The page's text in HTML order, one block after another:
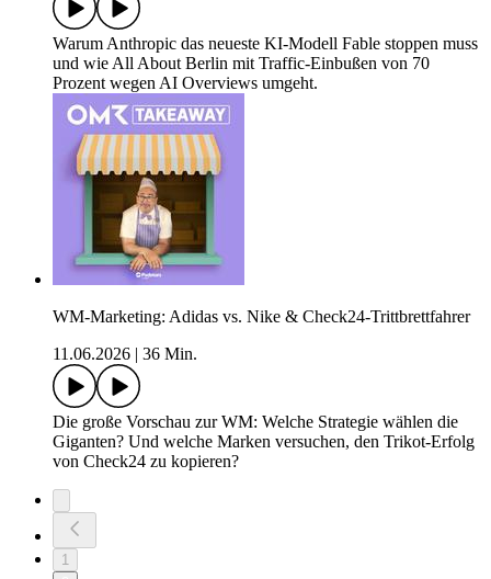
Warum Anthropic das neueste KI-Modell Fable stoppen muss
und wie All About Berlin mit Traffic-Einbußen von 70
Prozent wegen AI Overviews umgeht.
WM-Marketing: Adidas vs. Nike & Check24-Trittbrettfahrer
11.06.2026
36 Min.
Die große Vorschau zur WM: Welche Strategie wählen die
Giganten? Und welche Marken versuchen, den Trikot-Erfolg
von Check24 zu kopieren?
1